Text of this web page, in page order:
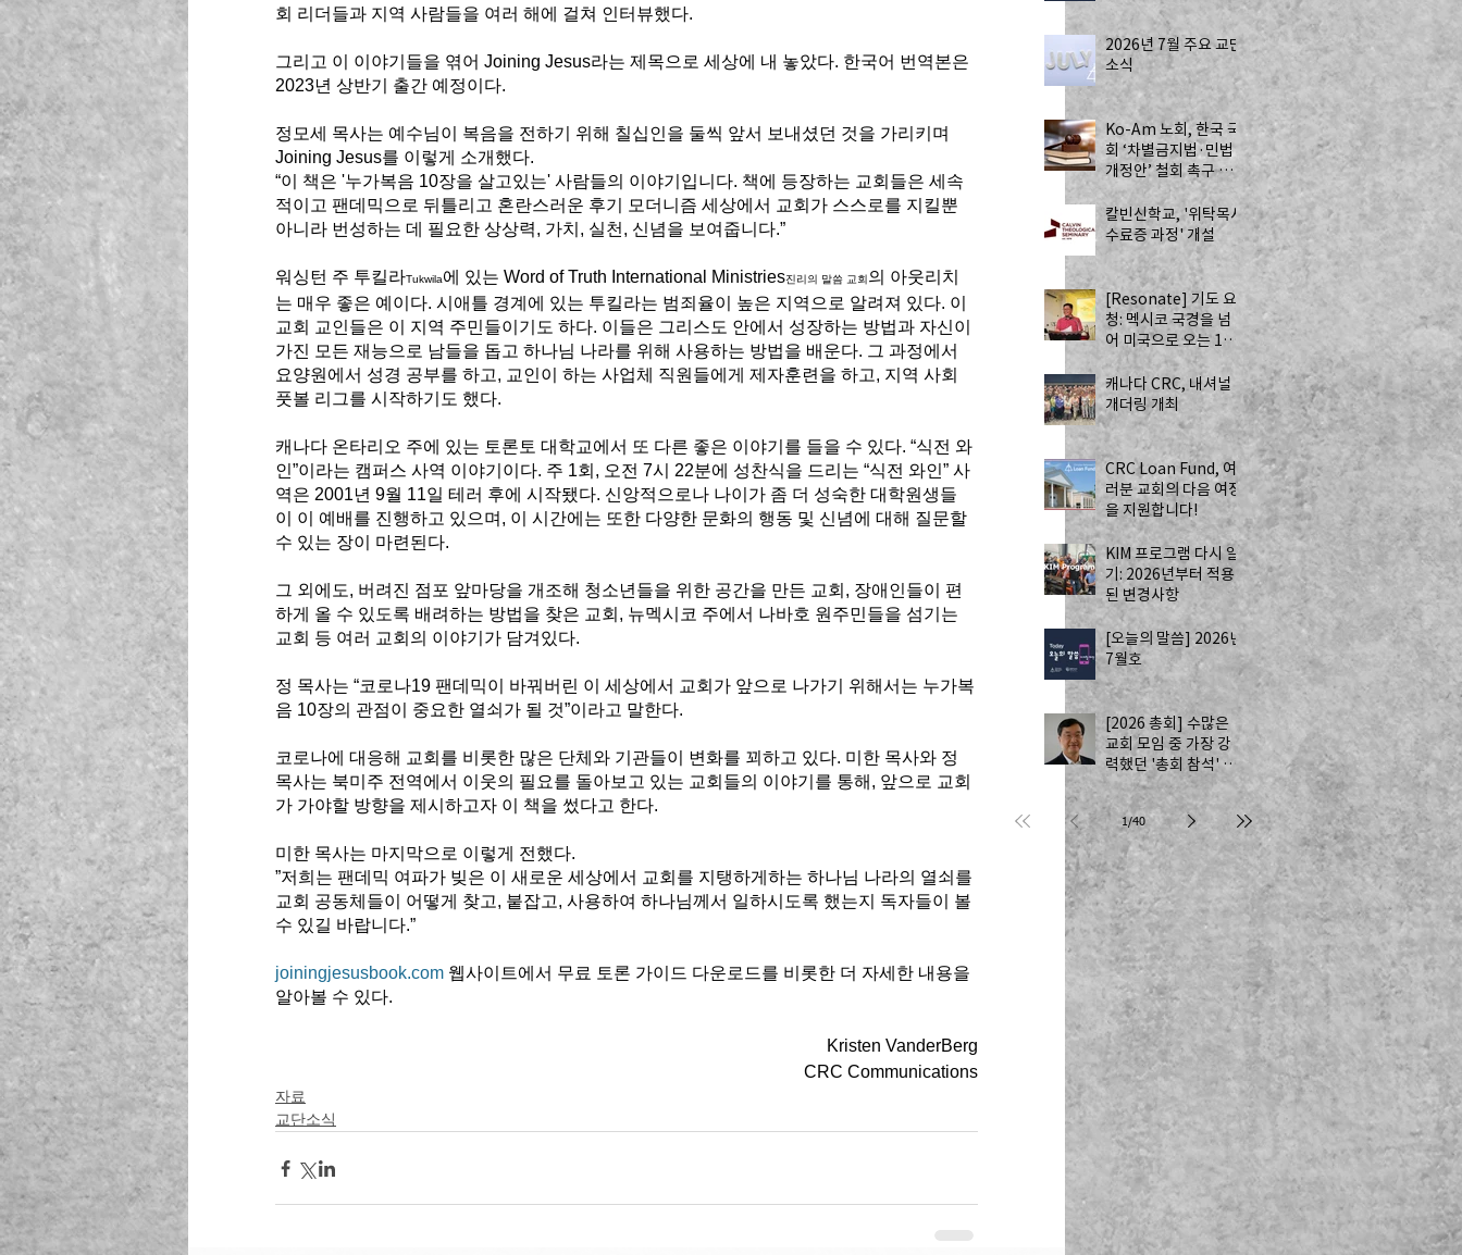
회 리더들과 지역 사람들을 여러 해에 걸쳐 인터뷰했다.
그리고 이 이야기들을 엮어 Joining Jesus라는 제목으로 세상에 내 놓았다. 한국어 번역본은
2023년 상반기 출간 예정이다.
정모세 목사는 예수님이 복음을 전하기 위해 칠십인을 둘씩 앞서 보내셨던 것을 가리키며
Joining Jesus를 이렇게 소개했다.
“이 책은 '누가복음 10장을 살고있는' 사람들의 이야기입니다. 책에 등장하는 교회들은 세속
적이고 팬데믹으로 뒤틀리고 혼란스러운 후기 모더니즘 세상에서 교회가 스스로를 지킬뿐
아니라 번성하는 데 필요한 상상력, 가치, 실천, 신념을 보여줍니다.”
워싱턴 주 투킬라Tukwila에 있는 Word of Truth International Ministries진리의 말씀 교회의 아웃리치
는 매우 좋은 예이다. 시애틀 경계에 있는 투킬라는 범죄율이 높은 지역으로 알려져 있다. 이
교회 교인들은 이 지역 주민들이기도 하다. 이들은 그리스도 안에서 성장하는 방법과 자신이
가진 모든 재능으로 남들을 돕고 하나님 나라를 위해 사용하는 방법을 배운다. 그 과정에서
요양원에서 성경 공부를 하고, 교인이 하는 사업체 직원들에게 제자훈련을 하고, 지역 사회
풋볼 리그를 시작하기도 했다.
캐나다 온타리오 주에 있는 토론토 대학교에서 또 다른 좋은 이야기를 들을 수 있다. “식전 와
인”이라는 캠퍼스 사역 이야기이다. 주 1회, 오전 7시 22분에 성찬식을 드리는 “식전 와인” 사
역은 2001년 9월 11일 테러 후에 시작됐다. 신앙적으로나 나이가 좀 더 성숙한 대학원생들
이 이 예배를 진행하고 있으며, 이 시간에는 또한 다양한 문화의 행동 및 신념에 대해 질문할
수 있는 장이 마련된다.
그 외에도, 버려진 점포 앞마당을 개조해 청소년들을 위한 공간을 만든 교회, 장애인들이 편
하게 올 수 있도록 배려하는 방법을 찾은 교회, 뉴멕시코 주에서 나바호 원주민들을 섬기는
교회 등 여러 교회의 이야기가 담겨있다.
정 목사는 “코로나19 팬데믹이 바꿔버린 이 세상에서 교회가 앞으로 나가기 위해서는 누가복
음 10장의 관점이 중요한 열쇠가 될 것”이라고 말한다.
코로나에 대응해 교회를 비롯한 많은 단체와 기관들이 변화를 꾀하고 있다. 미한 목사와 정
목사는 북미주 전역에서 이웃의 필요를 돌아보고 있는 교회들의 이야기를 통해, 앞으로 교회
가 가야할 방향을 제시하고자 이 책을 썼다고 한다.
미한 목사는 마지막으로 이렇게 전했다.
”저희는 팬데믹 여파가 빚은 이 새로운 세상에서 교회를 지탱하게하는 하나님 나라의 열쇠를
교회 공동체들이 어떻게 찾고, 붙잡고, 사용하여 하나님께서 일하시도록 했는지 독자들이 볼
수 있길 바랍니다.”
joiningjesusbook.com 웹사이트에서 무료 토론 가이드 다운로드를 비롯한 더 자세한 내용을
알아볼 수 있다.
Kristen VanderBerg
CRC Communications
자료
교단소식
2026년 7월 주요 교단
소식
Ko-Am 노회, 한국 국
회 ‘차별금지법·민법
개정안’ 철회 촉구 성
명 발표
칼빈신학교, '위탁목사
수료증 과정' 개설
[Resonate] 기도 요
청: 멕시코 국경을 넘
어 미국으로 오는 13
명의 자원봉사자 - 하
나님의 치유를 전하는
사역
캐나다 CRC, 내셔널
개더링 개최
CRC Loan Fund, 여
러분 교회의 다음 여정
을 지원합니다!
KIM 프로그램 다시 알
기: 2026년부터 적용
된 변경사항
[오늘의 말씀] 2026년
7월호
[2026 총회] 수많은
교회 모임 중 가장 강
력했던 '총회 참석' by
Joseph Kim 장로
1/40